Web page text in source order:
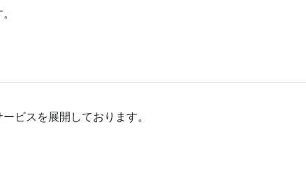
ビスを展開しております。